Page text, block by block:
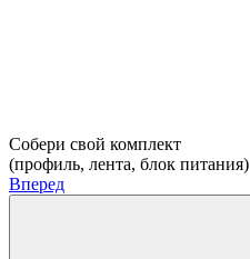
Собери свой комплект
(профиль, лента, блок питания)
Вперед